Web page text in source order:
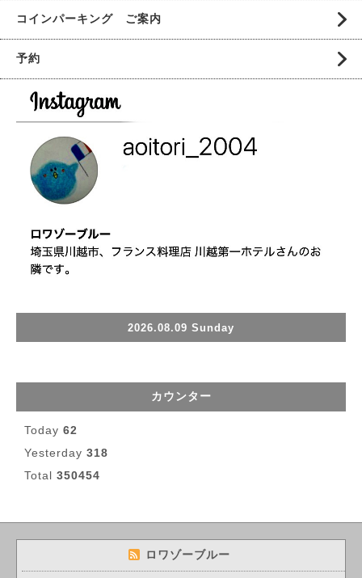
コインパーキング ご案内
予約
2026.08.09 Sunday
カウンター
Today 62
Yesterday 318
Total 350454
ロワゾーブルー